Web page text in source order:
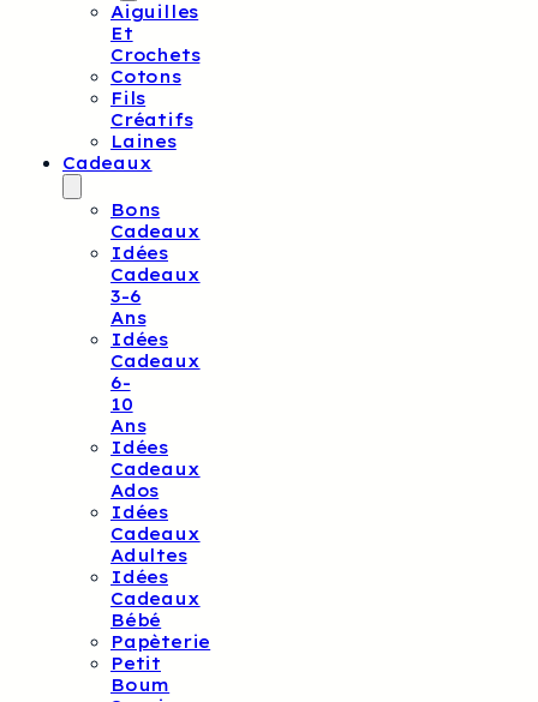
Aiguilles
Et
Crochets
Cotons
Fils
Créatifs
Laines
Cadeaux
Bons
Cadeaux
Idées
Cadeaux
3-6
Ans
Idées
Cadeaux
6-
10
Ans
Idées
Cadeaux
Ados
Idées
Cadeaux
Adultes
Idées
Cadeaux
Bébé
Papèterie
Petit
Boum